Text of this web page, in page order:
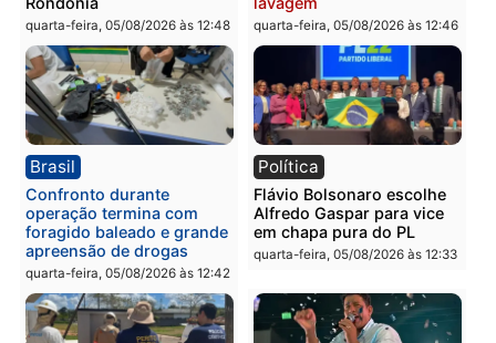
Política
Jônatas França é aprovado
na convenção e
confirmado candidato a
deputado federal pelo
Republicanos
quarta-feira, 05/08/2026 às 15:52
Brasil
TCE reúne candidatos ao
Governo e apresenta
diagnóstico que pode
mudar os rumos de
Rondônia
quarta-feira, 05/08/2026 às